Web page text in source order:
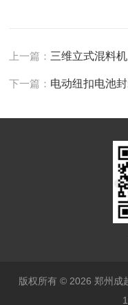
上一篇： 三维立式混料
下一篇： 电动纽扣电池
版权所有 © 2026 郑州